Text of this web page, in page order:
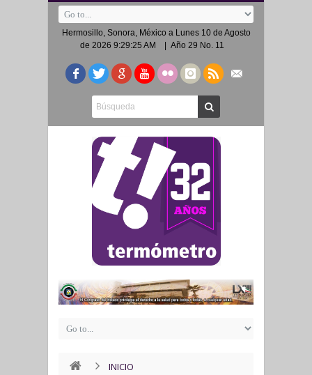
Hermosillo, Sonora, México a Lunes 10 de Agosto
de 2026 9:29:25 AM
| Año 29 No. 11
INICIO